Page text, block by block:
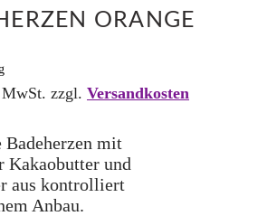
ORANGE
zzgl. Versandkosten
Badeherzen mit
Kakaobutter und
aus kontrolliert
Anbau.